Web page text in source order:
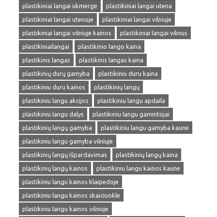
plastikiniai langai ukmerge
plastikiniai langai utena
plastikiniai langai utenoje
plastikiniai langai vilniuje
plastikiniai langai vilniuje kainos
plastikiniai langai vilnius
plastikiniailangai
plastikinio lango kaina
plastikinis langas
plastikinis langas kaina
plastikinių durų gamyba
plastikiniu duru kaina
plastikiniu duru kainos
plastikinių langų
plastikiniu langu akcijos
plastikiniu langu apdaila
plastikiniu langu dalys
plastikiniu langu gamintojai
plastikinių langų gamyba
plastikiniu langu gamyba kaune
plastikiniu langu gamyba vilniuje
plastikinių langų išpardavimas
plastikinių langų kaina
plastikinių langų kainos
plastikiniu langu kainos kaune
plastikiniu langu kainos klaipedoje
plastikiniu langu kainos skaiciuokle
plastikiniu langu kainos vilniuje